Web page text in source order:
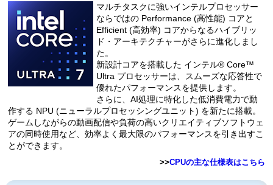
マルチタスクに強いインテルプロセッサー
ならではの Performance (高性能) コアと
Efficient (高効率) コアからなるハイブリッ
ド・アーキテクチャーがさらに進化しまし
た。
新設計コアを搭載した インテル® Core™
Ultra プロセッサーは、スムーズな応答性で
優れたパフォーマンスを提供します。
さらに、AI処理に特化した低消費電力で動
作する NPU (ニューラルプロセッシングユニット) を新たに搭載。
ゲームしながらの動画配信や負荷の高いクリエイティブソフトウェ
アの同時使用など、効率よく最大限のパフォーマンスを引き出すこ
とができます。
>>CPUの主な仕様表はこちら